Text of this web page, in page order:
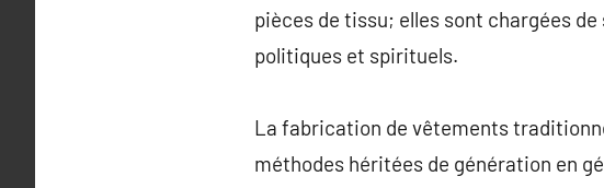
pièces de tissu; elles sont chargées
politiques et spirituels.
La fabrication de vêtements
méthodes héritées de génération en